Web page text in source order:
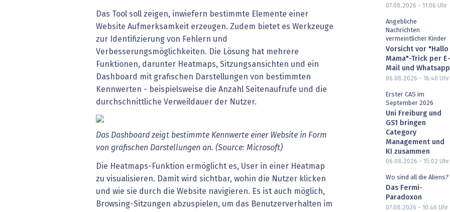
Das Tool soll zeigen, inwiefern bestimmte Elemente einer
Website Aufmerksamkeit erzeugen. Zudem bietet es Werkzeuge
zur Identifizierung von Fehlern und
Verbesserungsmöglichkeiten. Die Lösung hat mehrere
Funktionen, darunter Heatmaps, Sitzungsansichten und ein
Dashboard mit grafischen Darstellungen von bestimmten
Kennwerten - beispielsweise die Anzahl Seitenaufrufe und die
durchschnittliche Verweildauer der Nutzer.
Das Dashboard zeigt bestimmte Kennwerte einer Website in Form
von grafischen Darstellungen an. (Source: Microsoft)
Die Heatmaps-Funktion ermöglicht es, User in einer Heatmap
zu visualisieren. Damit wird sichtbar, wohin die Nutzer klicken
und wie sie durch die Website navigieren. Es ist auch möglich,
Browsing-Sitzungen abzuspielen, um das Benutzerverhalten im
07.08.2026 - 11:06 Uhr
Angebliche
Nachrichten
vermeintlicher Kinder
Vorsicht vor "Hallo
Mama"-Trick per E-
Mail und Whatsapp
06.08.2026 - 16:40 Uhr
Erster CAS im
September 2026
Uni Freiburg und
GS1 bringen
Category
Management und
KI zusammen
06.08.2026 - 15:02 Uhr
Wo sind all die Aliens?
Das Fermi-
Paradoxon
07.08.2026 - 10:46 Uhr